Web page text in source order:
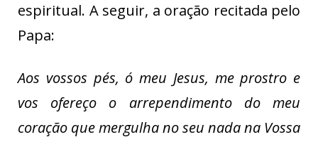
espiritual. A seguir, a oração recitada pelo
Papa:
Aos vossos pés, ó meu Jesus, me prostro e
vos ofereço o arrependimento do meu
coração que mergulha no seu nada na Vossa